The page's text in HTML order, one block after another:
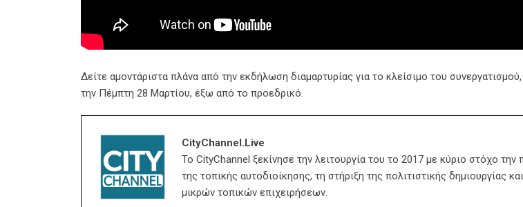
Δείτε αμοντάριστα πλάνα από την εκδήλωση διαμαρτυρίας για το κλείσιμο του
την Πέμπτη 28 Μαρτίου, έξω από το προεδρικό.
CityChannel.live
Το CityChannel ξεκίνησε την λειτουργία του το 2017 με κύριο στόχο
της τοπικής αυτοδιοίκησης, τη στήριξη της πολιτιστικής δημιουργίας
μικρών τοπικών επιχειρήσεων.